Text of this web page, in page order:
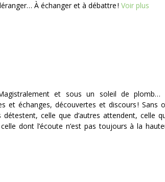
À échanger et à débattre ! Voir plus
et sous un soleil de plomb…
et échanges, découvertes et discours ! Sans
celle que d’autres attendent, celle
dont l’écoute n’est pas toujours à la